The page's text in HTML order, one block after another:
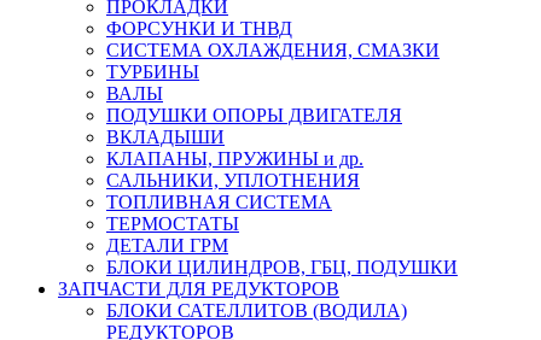
ПРОКЛАДКИ
ФОРСУНКИ И ТНВД
СИСТЕМА ОХЛАЖДЕНИЯ, СМАЗКИ
ТУРБИНЫ
ВАЛЫ
ПОДУШКИ ОПОРЫ ДВИГАТЕЛЯ
ВКЛАДЫШИ
КЛАПАНЫ, ПРУЖИНЫ и др.
САЛЬНИКИ, УПЛОТНЕНИЯ
ТОПЛИВНАЯ СИСТЕМА
ТЕРМОСТАТЫ
ДЕТАЛИ ГРМ
БЛОКИ ЦИЛИНДРОВ, ГБЦ, ПОДУШКИ
ЗАПЧАСТИ ДЛЯ РЕДУКТОРОВ
БЛОКИ САТЕЛЛИТОВ (ВОДИЛА)
РЕДУКТОРОВ